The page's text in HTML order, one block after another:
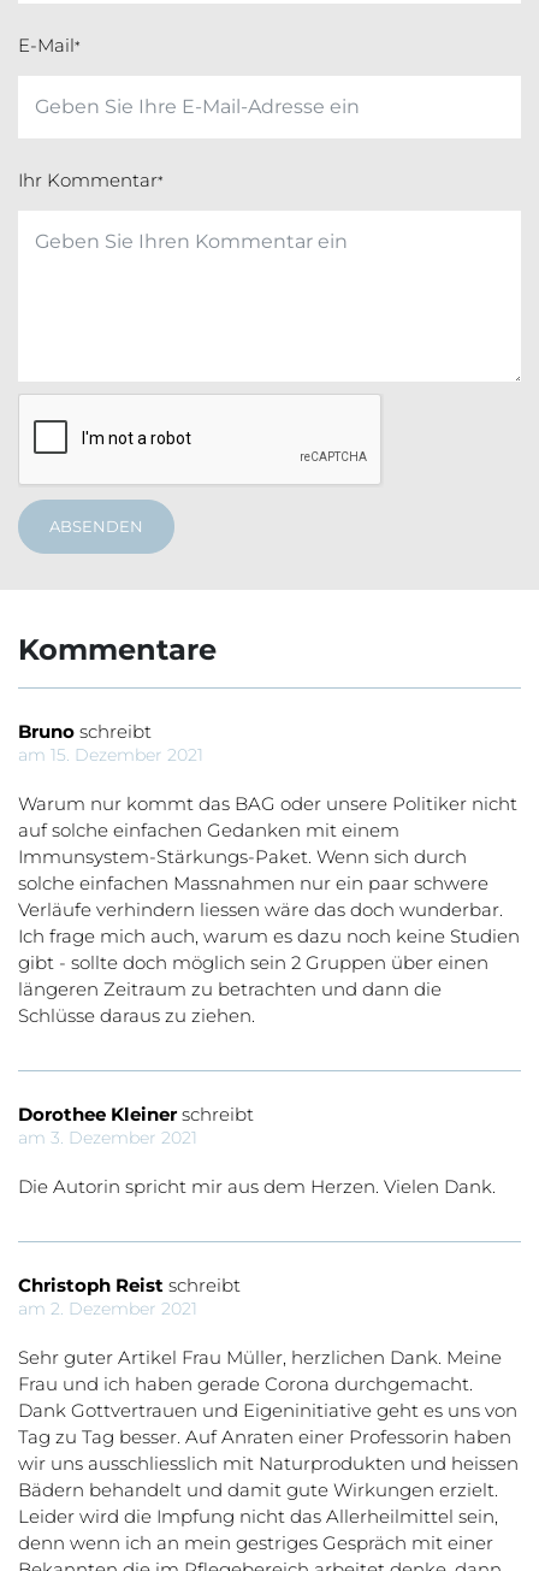
E-Mail*
Ihr Kommentar*
ABSENDEN
Kommentare
Bruno schreibt
am 15. Dezember 2021
Warum nur kommt das BAG oder unsere Politiker nicht
auf solche einfachen Gedanken mit einem
Immunsystem-Stärkungs-Paket. Wenn sich durch
solche einfachen Massnahmen nur ein paar schwere
Verläufe verhindern liessen wäre das doch wunderbar.
Ich frage mich auch, warum es dazu noch keine Studien
gibt - sollte doch möglich sein 2 Gruppen über einen
längeren Zeitraum zu betrachten und dann die
Schlüsse daraus zu ziehen.
Dorothee Kleinerschreibt
am 3. Dezember 2021
Die Autorin spricht mir aus dem Herzen. Vielen Dank.
Christoph Reist schreibt
am 2. Dezember 2021
Sehr guter Artikel Frau Müller, herzlichen Dank. Meine
Frau und ich haben gerade Corona durchgemacht.
Dank Gottvertrauen und Eigeninitiative geht es uns von
Tag zu Tag besser. Auf Anraten einer Professorin haben
wir uns ausschliesslich mit Naturprodukten und heissen
Bädern behandelt und damit gute Wirkungen erzielt.
Leider wird die Impfung nicht das Allerheilmittel sein,
denn wenn ich an mein gestriges Gespräch mit einer